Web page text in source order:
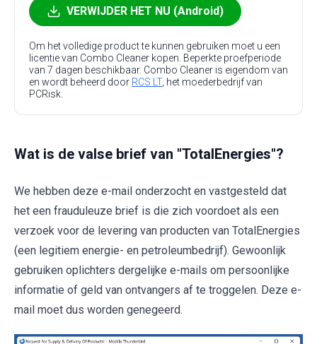
VERWIJDER HET NU (Android)
Om het volledige product te kunnen gebruiken moet u een
licentie van Combo Cleaner kopen. Beperkte proefperiode
van 7 dagen beschikbaar. Combo Cleaner is eigendom van
en wordt beheerd door RCS LT, het moederbedrijf van
PCRisk.
Wat is de valse brief van "TotalEnergies"?
We hebben deze e-mail onderzocht en vastgesteld dat
het een frauduleuze brief is die zich voordoet als een
verzoek voor de levering van producten van TotalEnergies
(een legitiem energie- en petroleumbedrijf). Gewoonlijk
gebruiken oplichters dergelijke e-mails om persoonlijke
informatie of geld van ontvangers af te troggelen. Deze e-
mail moet dus worden genegeerd.